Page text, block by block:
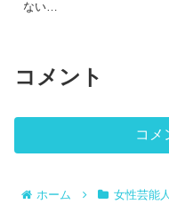
ない…
コメント
コメ
ホーム 女性芸能人